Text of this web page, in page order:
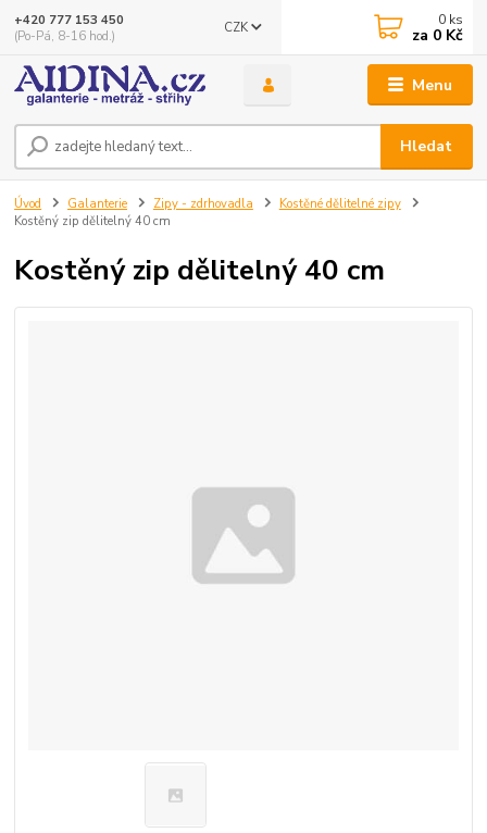
Menu
CZK
Hledat
+420 777 153 450
(Po-Pá, 8-16 hod.)
0 ks
za 0 Kč
Úvod Galanterie Zipy - zdrhovadla
Kostěné dělitelné zipy
Kostěný zip dělitelný 40 cm
Kostěný zip dělitelný 40 cm